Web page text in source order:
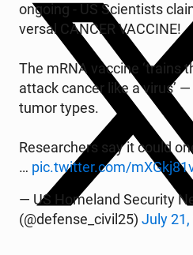
ongoing - US Scien­ti­sts
ver­sal CANCER VACCINE!
The mRNA vaccine ‘trains
attack cancer like a virus’
tumor types.
Re­se­ar­chers say it could
… pic.twitter.com/
— US Ho­me­land Se­cu­ri­ty
(@defense_civil25) July